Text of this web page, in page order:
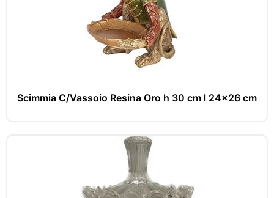
Scimmia C/Vassoio Resina Oro h 30 cm l 24x26 cm